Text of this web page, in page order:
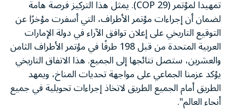
تمهيدا لمؤتمر (COP 29). يمثل هذا التركيز فرصة هامة
لضمان أن إجراءات مؤتمر الأطراف، التي أسفرت مؤخرًا عن
التوقيع التاريخي على إعلان توافق الآراء في دولة الإمارات
العربية المتحدة من قبل 198 طرفًا في مؤتمر الأطراف الثامن
والعشرين، ستصل نتائجها إلى الجميع. هذا الاتفاق التاريخي
يؤكد عزمنا الجماعي على مواجهة تحديات المناخ، ويمهد
الطريق أمام الجميع الطريق لاتخاذ إجراءات تحويلية في جميع
أنحاء العالم".